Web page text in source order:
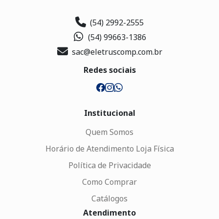
(54) 2992-2555
(54) 99663-1386
sac@eletruscomp.com.br
Redes sociais
Institucional
Quem Somos
Horário de Atendimento Loja Física
Política de Privacidade
Como Comprar
Catálogos
Atendimento